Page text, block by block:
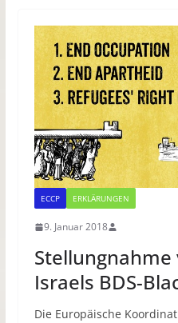
ECCP ERKLÄRUNGEN
9. Januar 2018
Stellungnahme
Israels BDS-
Die Europäische